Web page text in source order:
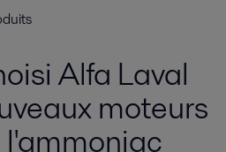
Alfa Laval
moteurs